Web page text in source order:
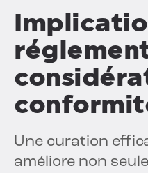
Une curation
améliore non